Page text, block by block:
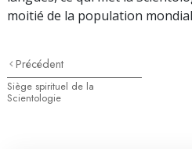
moitié de la population
Précédent
Siège spirituel de la
Scientologie